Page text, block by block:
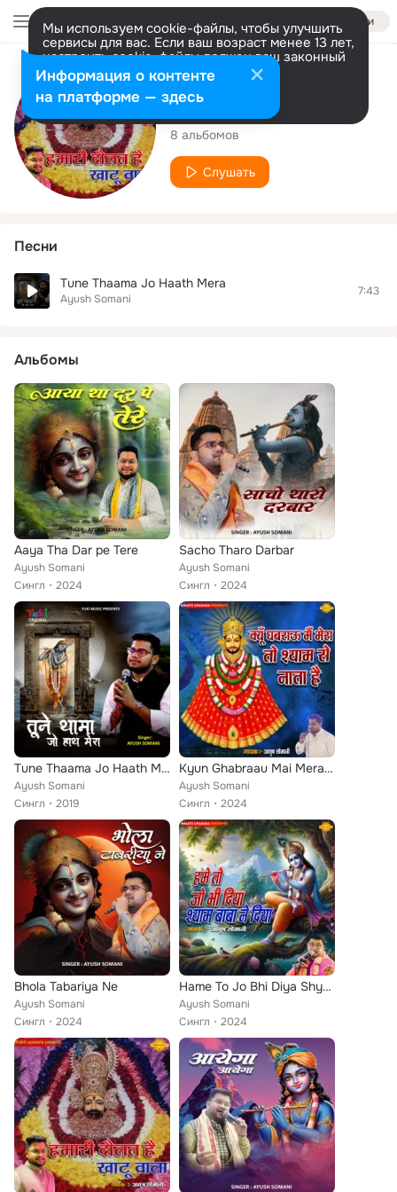
Войти
Мы используем cookie-файлы, чтобы улучшить
сервисы для вас. Если ваш возраст менее 13 лет,
настроить cookie-файлы должен ваш законный
представитель. Больше информации
Разрешить все Настроить
Исполнитель
Ayush Somani
8 альбомов
Слушать
Песни
Tune Thaama Jo Haath Mera
Ayush Somani
7:43
Альбомы
Aaya Tha Dar pe Tere
Ayush Somani
Сингл
2024
Sacho Tharo Darbar
Ayush Somani
Сингл
2024
Tune Thaama Jo Haath Mera
Ayush Somani
Сингл
2019
Kyun Ghabraau Mai Mera Toh Shyam se Nata Hai
Ayush Somani
Сингл
2024
Bhola Tabariya Ne
Ayush Somani
Сингл
2024
Hame To Jo Bhi Diya Shyam Baba Ne Diya
Ayush Somani
Сингл
2024
Информация о контенте
на платформе — здесь